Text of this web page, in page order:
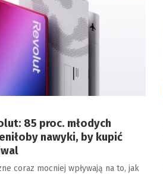
85 proc. młodych
nawyki, by kupić
coraz mocniej wpływają na to, jak